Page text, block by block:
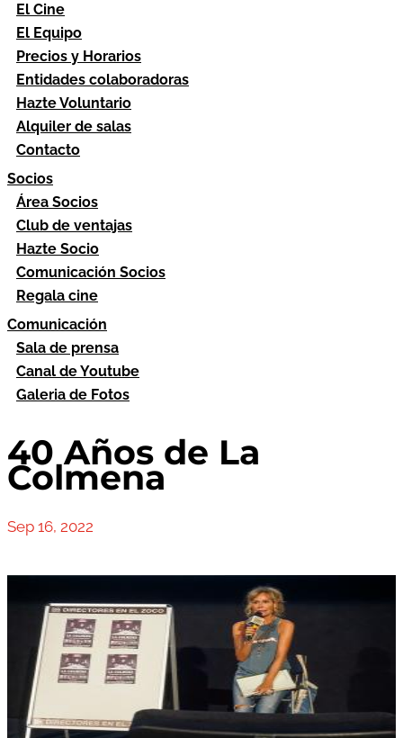
El Cine
El Equipo
Precios y Horarios
Entidades colaboradoras
Hazte Voluntario
Alquiler de salas
Contacto
Socios
Área Socios
Club de ventajas
Hazte Socio
Comunicación Socios
Regala cine
Comunicación
Sala de prensa
Canal de Youtube
Galeria de Fotos
40 Años de La
Colmena
Sep 16, 2022